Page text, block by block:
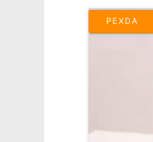
PEXDA